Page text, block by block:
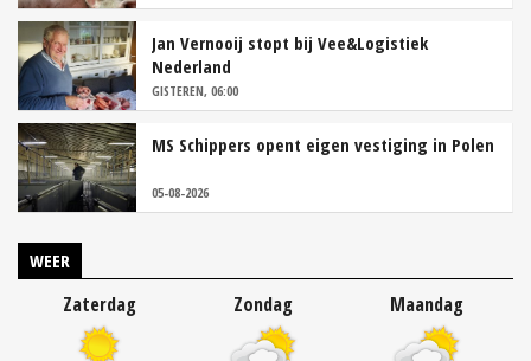
Jan Vernooij stopt bij Vee&Logistiek
Nederland
GISTEREN, 06:00
MS Schippers opent eigen vestiging in Polen
05-08-2026
WEER
Zaterdag Zondag Maandag